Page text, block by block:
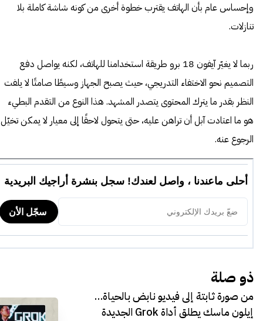
وإحساس عام بأن الهاتف يقترب خطوة أخرى من كونه شاشة كاملة بلا
تنازلات.
ربما لا يغيّر آيفون 18 برو طريقة استخدامنا للهاتف، لكنه يواصل دفع
التصميم نحو الاختفاء التدريجي، حيث يصبح الجهاز وسيطًا صامتًا لا يلفت
النظر بقدر ما يترك المحتوى يتصدر المشهد. هذا النوع من التقدم البطيء
هو ما اعتادت آبل أن تراهن عليه، حتى يتحول لاحقًا إلى معيار لا يمكن تخيّل
الرجوع عنه.
ذو صلة
من صورة ثابتة إلى فيديو نابض بالحياة…
إيلون ماسك يطلق أداة Grok الجديدة